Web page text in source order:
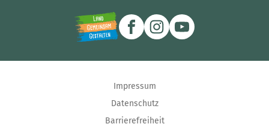
Impressum
Datenschutz
Barrierefreiheit